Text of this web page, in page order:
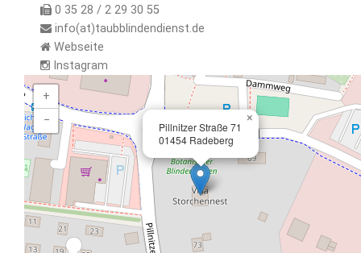
0 35 28 / 2 29 30 55
info(at)taubblindendienst.de
Webseite
Instagram
Pillnitzer Straße 71
01454 Radeberg
×
+
−